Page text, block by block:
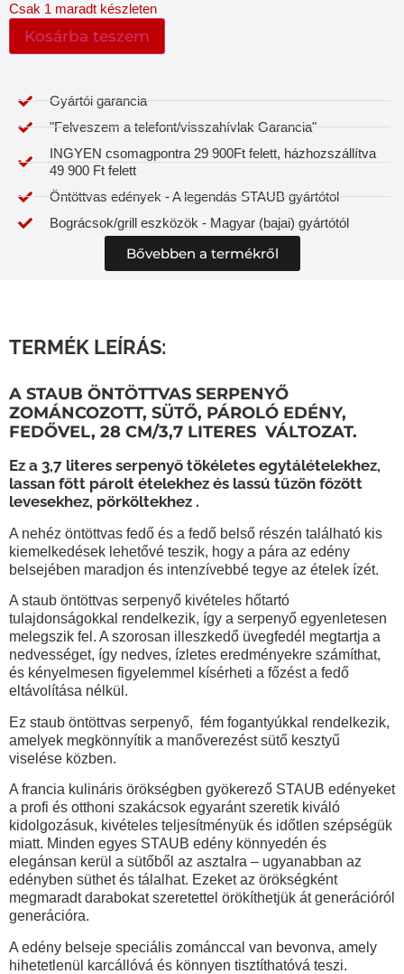
Csak 1 maradt készleten
Kosárba teszem
Gyártói garancia​
"Felveszem a telefont/visszahívlak Garancia"
INGYEN csomagpontra 29 900Ft felett, házhozszállítva
49 900 Ft felett
Öntöttvas edények - A legendás STAUB gyártótol
Bográcsok/grill eszközök - Magyar (bajai) gyártótól
Bővebben a termékről
TERMÉK LEÍRÁS:
A STAUB ÖNTÖTTVAS SERPENYŐ
ZOMÁNCOZOTT, SÜTŐ, PÁROLÓ EDÉNY,
FEDŐVEL, 28 CM/3,7 LITERES VÁLTOZAT.
Ez a 3,7 literes serpenyő tökéletes egytálételekhez,
lassan főtt párolt ételekhez és lassú tűzön főzött
levesekhez, pörköltekhez .
A nehéz öntöttvas fedő és a fedő belső részén található kis
kiemelkedések lehetővé teszik, hogy a pára az edény
belsejében maradjon és intenzívebbé tegye az ételek ízét.
A staub öntöttvas serpenyő kivételes hőtartó
tulajdonságokkal rendelkezik, így a serpenyő egyenletesen
melegszik fel. A szorosan illeszkedő üvegfedél megtartja a
nedvességet, így nedves, ízletes eredményekre számíthat,
és kényelmesen figyelemmel kísérheti a főzést a fedő
eltávolítása nélkül.
Ez staub öntöttvas serpenyő, fém fogantyúkkal rendelkezik,
amelyek megkönnyítik a manőverezést sütő kesztyű
viselése közben.
A francia kulináris örökségben gyökerező STAUB edényeket
a profi és otthoni szakácsok egyaránt szeretik kiváló
kidolgozásuk, kivételes teljesítményük és időtlen szépségük
miatt. Minden egyes STAUB edény könnyedén és
elegánsan kerül a sütőből az asztalra – ugyanabban az
edényben süthet és tálalhat. Ezeket az örökségként
megmaradt darabokat szeretettel örökíthetjük át generációról
generációra.
A edény belseje speciális zománccal van bevonva, amely
hihetetlenül karcállóvá és könnyen tisztíthatóvá teszi.